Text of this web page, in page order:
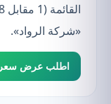
«شركة الرواد».
اطلب عرض سعر